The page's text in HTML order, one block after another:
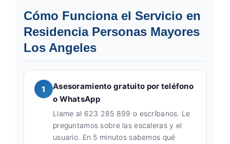
Cómo Funciona el Servicio en
Residencia Personas Mayores
Los Angeles
1
Asesoramiento gratuito por teléfono
o WhatsApp
Llame al 623 285 899 o escríbanos. Le
preguntamos sobre las escaleras y el
usuario. En 5 minutos sabemos qué